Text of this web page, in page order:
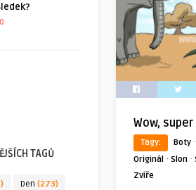
0
TAGŮ
Den (273)
Wow,
Tagy: Boty ·
Originál · Slon ·
Zvíře